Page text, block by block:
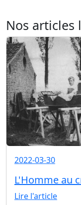
Nos articles
2022-03-30
L'Homme au
Lire l'article